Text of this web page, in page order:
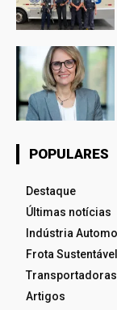
POPULARES
Destaque
Últimas notícias
Indústria
Frota Sustentável
Transportadoras
Artigos